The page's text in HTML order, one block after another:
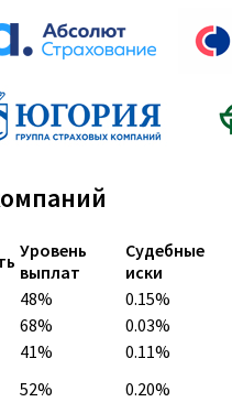
Уровень
выплат
Судебные
иски
48%
0.15%
68%
0.03%
41%
0.11%
52%
0.20%